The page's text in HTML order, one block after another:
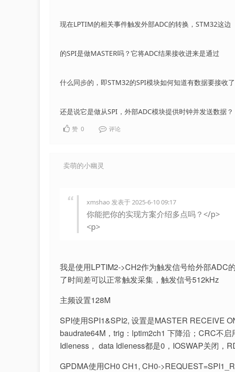
现在LPTIM的相关事件触发外部ADC的转换，STM32这边
的SPI是做MASTER吗？它将ADC结果接收进来是通过
什么同步的，即STM32的SPI模块如何知道有数据要接收了
还是说它是做从SPI，外部ADC模块提供时钟并发送数据？
赞 0 评论
卖萌的小幽灵
xmshao 发表于 2025-6-10 09:17
你能把你的实现方案介绍多点吗？</p>
<p>
我是使用LPTIM2->CH2作为触发信号给外部ADC
了时间差可以正常触发采集，触发信号512kHz
主频设置128M
SPI使用SPI1&SPI2, 设置是MASTER RECEIVE
baudrate64M，trig：lptim2ch1 下降沿；CRC不
Idleness， data Idleness都是0，IOSWAP关闭，
GPDMA使用CH0 CH1, CH0-